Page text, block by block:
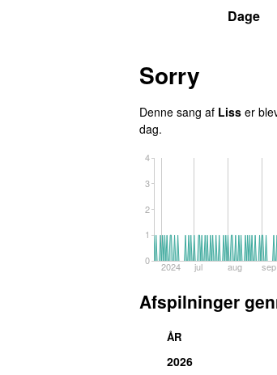
Dage
Sorry
Denne sang af Liss er
dag.
2024 jul aug sep
0
1
2
3
4
Afspilninger
ÅR
2026